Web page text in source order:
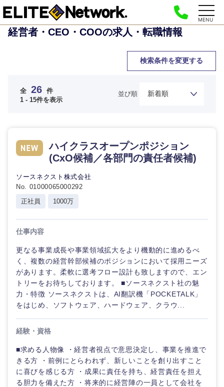
MENU
経営者・CEO・COOの求人・転職情報
検索条件を変更する
ご希望の職種を選択してください
ご希望の職種を選択してください
ご希望の業界を選択してください
ご希望の勤務地を選択してください
ご希望条件を入力ください
全 26 件
1 - 15件を表示
並び順
ハイクラスオープンポジション
(CxO候補／各部門の責任者候補)
ソースネクスト株式会社
No. 01000065000292
正社員
1000万
仕事内容
更なる事業成長や事業領域拡大をより機動的に進めるべ
く、複数の経営幹部候補のポジションにおいて採用ニーズ
があります。柔軟に選考フロー設計も致しますので、エン
トリーをお待ちしております。 ■ソースネクスト社の魅
力・特徴 ソースネクストは、AI翻訳機「POCKETALK」
をはじめ、ソフトウェア、ハードウェア、クラウ...
経験・資格
■求める人物像 ・経営者視点で意思決定し、事業を推進で
きる方 ・前例にとらわれず、新しいことを創り出すこと
に喜びを感じる方 ・成果に責任を持ち、経営責任を担え
る胆力を備えた方 ・将来的に経営陣の一員として会社を